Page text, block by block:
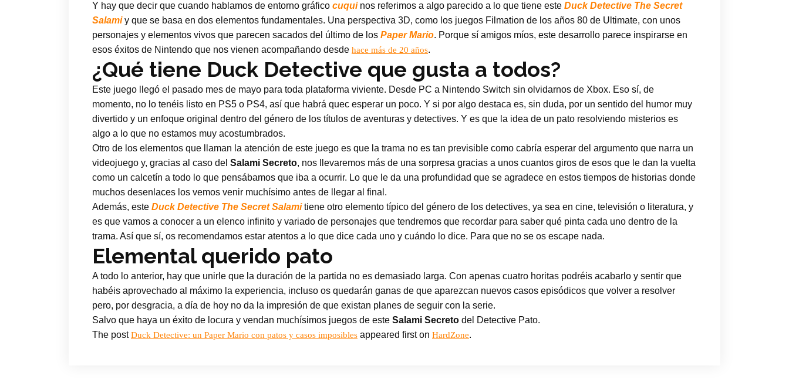
Y hay que decir que cuando hablamos de entorno gráfico cuquinos referimos a algo parecido a lo que tiene este Duck Detective The Secret
Salamiy que se basa en dos elementos fundamentales. Una perspectiva 3D, como los juegos Filmation de los años 80 de Ultimate, con unos
personajes y elementos vivos que parecen sacados del último de los Paper Mario. Porque sí amigos míos, este desarrollo parece inspirarse en
esos éxitos de Nintendo que nos vienen acompañando desde hace más de 20 años.
¿Qué tiene Duck Detective que gusta a todos?
Este juego llegó el pasado mes de mayo para toda plataforma viviente. Desde PC a Nintendo Switch sin olvidarnos de Xbox. Eso sí, de
momento, no lo tenéis listo en PS5 o PS4, así que habrá quec esperar un poco. Y si por algo destaca es, sin duda, por un sentido del humor muy
divertido y un enfoque original dentro del género de los títulos de aventuras y detectives. Y es que la idea de un pato resolviendo misterios es
algo a lo que no estamos muy acostumbrados.
Otro de los elementos que llaman la atención de este juego es que la trama no es tan previsible como cabría esperar del argumento que narra un
videojuego y, gracias al caso del Salami Secreto, nos llevaremos más de una sorpresa gracias a unos cuantos giros de esos que le dan la vuelta
como un calcetín a todo lo que pensábamos que iba a ocurrir. Lo que le da una profundidad que se agradece en estos tiempos de historias donde
muchos desenlaces los vemos venir muchísimo antes de llegar al final.
Además, este Duck Detective The Secret Salami tiene otro elemento típico del género de los detectives, ya sea en cine, televisión o literatura, y
es que vamos a conocer a un elenco infinito y variado de personajes que tendremos que recordar para saber qué pinta cada uno dentro de la
trama. Así que sí, os recomendamos estar atentos a lo que dice cada uno y cuándo lo dice. Para que no se os escape nada.
Elemental querido pato
A todo lo anterior, hay que unirle que la duración de la partida no es demasiado larga. Con apenas cuatro horitas podréis acabarlo y sentir que
habéis aprovechado al máximo la experiencia, incluso os quedarán ganas de que aparezcan nuevos casos episódicos que volver a resolver
pero, por desgracia, a día de hoy no da la impresión de que existan planes de seguir con la serie.
Salvo que haya un éxito de locura y vendan muchísimos juegos de este Salami Secreto del Detective Pato.
The postDuck Detective: un Paper Mario con patos y casos imposibles appeared first on HardZone.